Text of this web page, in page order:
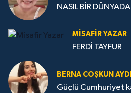
NASIL BİR
MISAFIR YAZAR
FERDİ TAYFUR
BERNA COŞKUN
Güçlü Cumhuriyet